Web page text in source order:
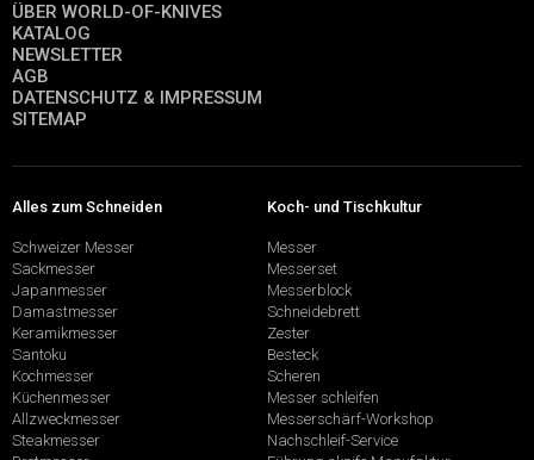
ÜBER WORLD-OF-KNIVES
KATALOG
NEWSLETTER
AGB
DATENSCHUTZ & IMPRESSUM
SITEMAP
Alles zum Schneiden
Schweizer Messer
Sackmesser
Japanmesser
Damastmesser
Keramikmesser
Santoku
Kochmesser
Küchenmesser
Allzweckmesser
Steakmesser
Koch- und Tischkultur
Messer
Messerset
Messerblock
Schneidebrett
Zester
Besteck
Scheren
Messer schleifen
Messerschärf-Workshop
Nachschleif-Service